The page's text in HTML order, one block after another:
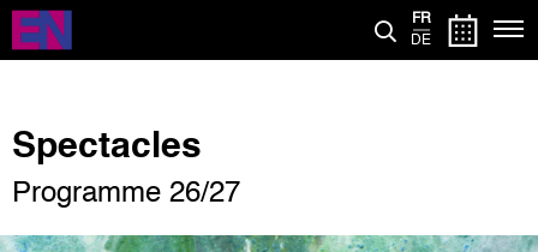
Aller
contenu
FR
DE
Spectacles
Programme 26/27